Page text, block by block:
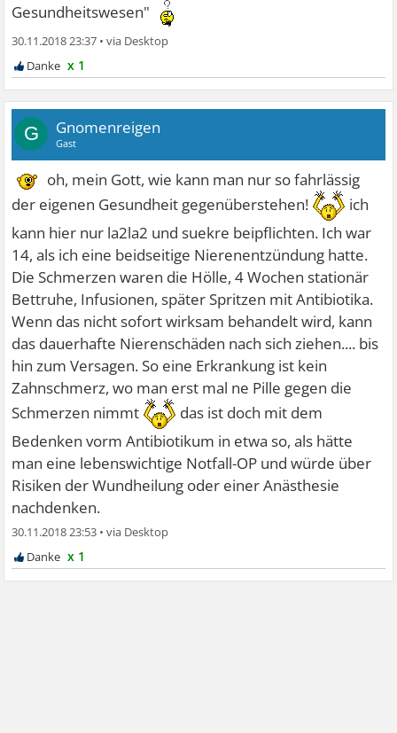
Gesundheitswesen"
30.11.2018 23:37 •
x 1
G Gnomenreigen
Gast
oh, mein Gott, wie kann man nur so fahrlässig
der eigenen Gesundheit gegenüberstehen!
ich
kann hier nur la2la2 und suekre beipflichten. Ich war
14, als ich eine beidseitige Nierenentzündung hatte.
Die Schmerzen waren die Hölle, 4 Wochen stationär
Bettruhe, Infusionen, später Spritzen mit Antibiotika.
Wenn das nicht sofort wirksam behandelt wird, kann
das dauerhafte Nierenschäden nach sich ziehen.... bis
hin zum Versagen. So eine Erkrankung ist kein
Zahnschmerz, wo man erst mal ne Pille gegen die
Schmerzen nimmt
das ist doch mit dem
Bedenken vorm Antibiotikum in etwa so, als hätte
man eine lebenswichtige Notfall-OP und würde über
Risiken der Wundheilung oder einer Anästhesie
nachdenken.
30.11.2018 23:53 •
x 1